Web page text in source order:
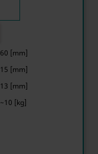
60 [mm]
15 [mm]
13 [mm]
~10 [kg]